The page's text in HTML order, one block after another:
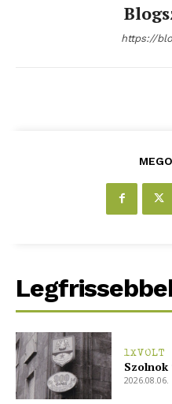
https://
1XVOLT
Szolnok
2026.08.06.